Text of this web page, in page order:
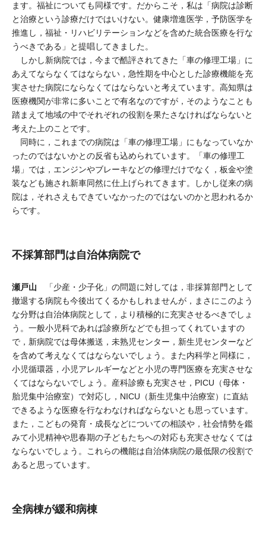
ます。福祉についても同様です。だからこそ，私は「病院は診断
と治療という診療だけではいけない。健康増進医学，予防医学を
推進し，福祉・リハビリテーションなどを含めた統合医療を行な
うべきである」と提唱してきました。
しかし新病院では，今まで酷評されてきた「車の修理工場」に
あえてならなくてはならない，急性期を中心とした診療機能を充
実させた病院にならなくてはならないと考えています。高知県は
医療機関が非常に多いことで有名なのですが，そのようなことも
踏まえて地域の中でそれぞれの役割を果たさなければならないと
考えた上のことです。
同時に，これまでの病院は「車の修理工場」にもなっていなか
ったのではないかとの反省も込められています。「車の修理工
場」では，エンジンやブレーキなどの修理だけでなく，板金や塗
装なども施され新車同然に仕上げられてきます。しかし従来の病
院は，それさえもできていなかったのではないのかと思われるか
らです。
不採算部門は自治体病院で
瀬戸山 「少産・少子化」の問題に対しては，非採算部門として
撤退する病院も今後出てくるかもしれませんが，まさにこのよう
な分野は自治体病院として，より積極的に充実させるべきでしょ
う。一般小児科であれば診療所などでも担ってくれていますの
で，新病院では母体搬送，未熟児センター，新生児センターなど
を含めて考えなくてはならないでしょう。また内科学と同様に，
小児循環器，小児アレルギーなどと小児の専門医療を充実させな
くてはならないでしょう。産科診療も充実させ，PICU（母体・
胎児集中治療室）で対応し，NICU（新生児集中治療室）に直結
できるような医療を行なわなければならないとも思っています。
また，こどもの発育・成長などについての相談や，社会情勢を鑑
みて小児精神や思春期の子どもたちへの対応も充実させなくては
ならないでしょう。これらの機能は自治体病院の最低限の役割で
あると思っています。
全病棟が緩和病棟